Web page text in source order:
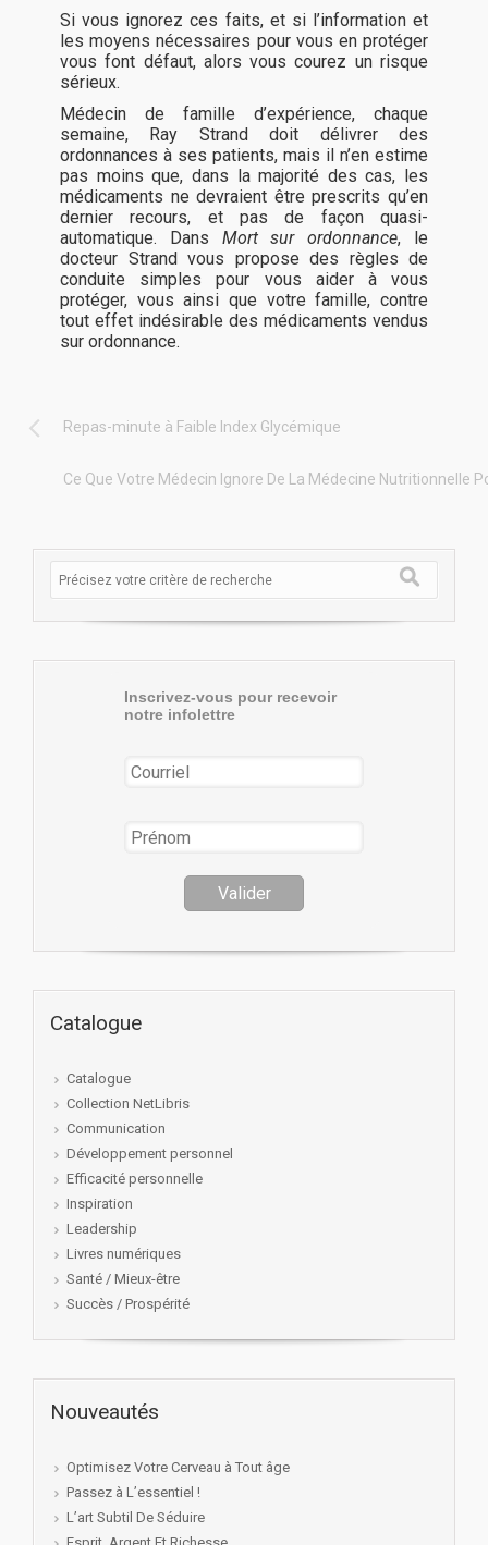
Si vous ignorez ces faits, et si l’information et
les moyens nécessaires pour vous en protéger
vous font défaut, alors vous courez un risque
sérieux.
Médecin de famille d’expérience, chaque
semaine, Ray Strand doit délivrer des
ordonnances à ses patients, mais il n’en estime
pas moins que, dans la majorité des cas, les
médicaments ne devraient être prescrits qu’en
dernier recours, et pas de façon quasi-
automatique. Dans Mort sur ordonnance, le
docteur Strand vous propose des règles de
conduite simples pour vous aider à vous
protéger, vous ainsi que votre famille, contre
tout effet indésirable des médicaments vendus
sur ordonnance.
Repas-minute à Faible Index Glycémique
Ce Que Votre Médecin Ignore De La Médecine Nutritionnelle
Inscrivez-vous pour recevoir
notre infolettre
Catalogue
Catalogue
Collection NetLibris
Communication
Développement personnel
Efficacité personnelle
Inspiration
Leadership
Livres numériques
Santé / Mieux-être
Succès / Prospérité
Nouveautés
Optimisez Votre Cerveau à Tout âge
Passez à L’essentiel !
L’art Subtil De Séduire